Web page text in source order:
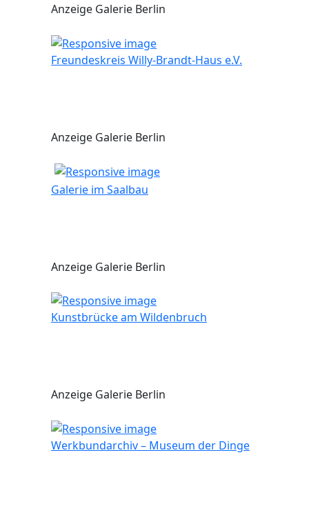
Anzeige Galerie Berlin
Freundeskreis Willy-Brandt-Haus e.V.
Anzeige Galerie Berlin
Galerie im Saalbau
Anzeige Galerie Berlin
Kunstbrücke am Wildenbruch
Anzeige Galerie Berlin
Werkbundarchiv – Museum der Dinge